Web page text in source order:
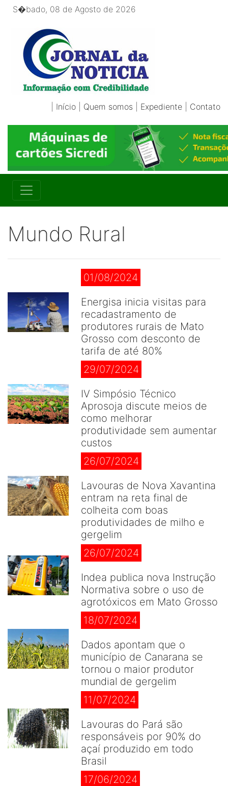
S�bado, 08 de Agosto de 2026
Início Quem somos Expediente Contato
Mundo Rural
01/08/2024
Energisa inicia visitas para
recadastramento de
produtores rurais de Mato
Grosso com desconto de
tarifa de até 80%
29/07/2024
IV Simpósio Técnico
Aprosoja discute meios de
como melhorar
produtividade sem aumentar
custos
26/07/2024
Lavouras de Nova Xavantina
entram na reta final de
colheita com boas
produtividades de milho e
gergelim
26/07/2024
Indea publica nova Instrução
Normativa sobre o uso de
agrotóxicos em Mato Grosso
18/07/2024
Dados apontam que o
município de Canarana se
tornou o maior produtor
mundial de gergelim
11/07/2024
Lavouras do Pará são
responsáveis por 90% do
açaí produzido em todo
Brasil
17/06/2024